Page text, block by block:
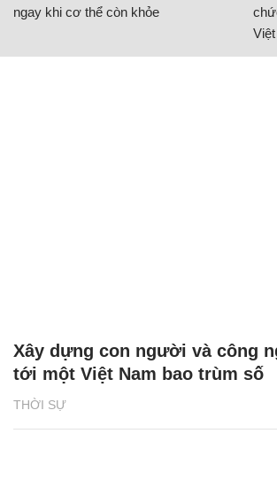
ngay khi cơ thể còn khỏe
THỜI SỰ
Xây dựng con người và công
tới một Việt Nam bao trùm số